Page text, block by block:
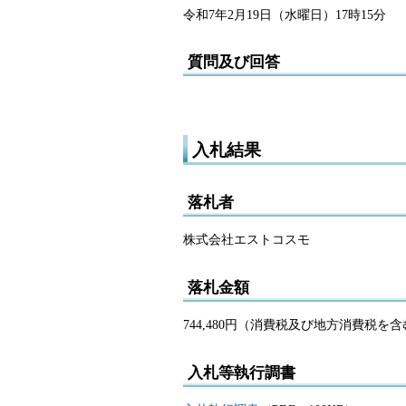
令和7年2月19日（水曜日）17時15分
質問及び回答
入札結果
落札者
株式会社エストコスモ
落札金額
744,480円（消費税及び地方消費税を
入札等執行調書